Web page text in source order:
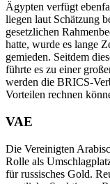
Ägypten verfügt
liegen laut Schätzung
gesetzlichen
hatte, wurde es lange
gemieden. Seitdem
führte es zu einer
werden die BRICS-
Vorteilen rechnen
VAE
Die Vereinigten
Rolle als
für russisches Gold.